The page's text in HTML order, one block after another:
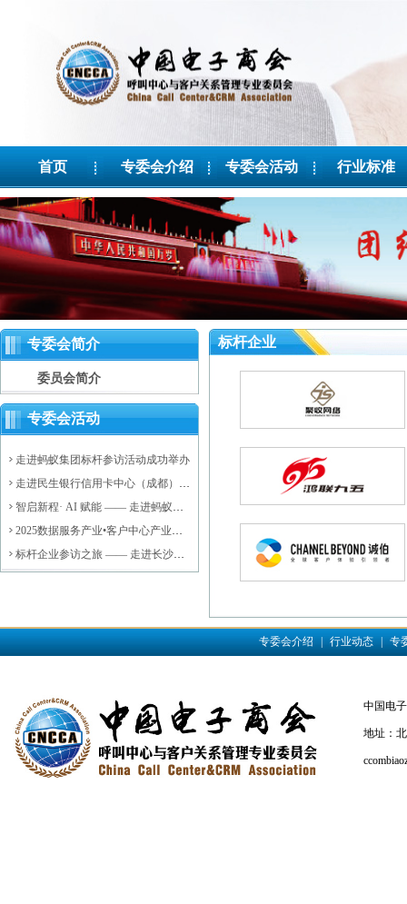
首页 专委会介绍 专委会活动 行业标准
专委会简介
委员会简介
专委会活动
走进蚂蚁集团标杆参访活动成功举办
走进民生银行信用卡中心（成都）后
台运营中心标杆参访活动成功举办
智启新程· AI 赋能 —— 走进蚂蚁集
团，探索大模型驱动的数智未来活动
2025数据服务产业•客户中心产业高
质量发展会议暨济阳区数据服务产业
资源对接会成功举办
标杆企业参访之旅 —— 走进长沙银
行活动圆满结束
标杆企业
专委会介绍 行业动态 专
中国电
地址：